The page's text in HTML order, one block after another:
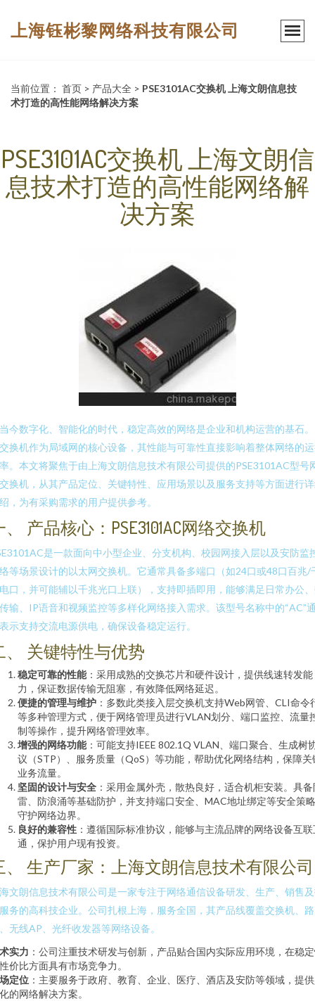
上海钰彬黎网络科技有限公司
当前位置： 首页 > 产品大全 > PSE3101AC交换机 上海文朗信息技
术打造的高性能网络解决方案
PSE3101AC交换机 上海文朗信
息技术打造的高性能网络解
决方案
今数字化、智能化的时代，稳定高效的网络是企业和机构运营的基石
换机作为局域网的核心设备，其性能与可靠性直接影响着整体网络的
。本文将聚焦于由上海文朗信息技术有限公司提供的PSE3101AC型号
换机，从其产品定位、关键特性、应用场景以及服务支持等方面进行
，为有采购需求的用户提供参考。
、 产品核心：PSE3101AC网络交换机
是一款面向中小型企业、分支机构、校园网接入层以及安防监
等场景设计的以太网交换机。它通常具备多端口（如24口或48口百兆/
口，并可能辅以千兆光口上联），支持即插即用，能够满足日常办公
输、IP语音和视频监控等多样化网络接入需求。该型号名称中的“AC”
示支持交流电源供电，确保设备稳定运行。
、 关键特性与优势
稳定可靠的性能：采用成熟的交换芯片和硬件设计，提供线速转发能
力，保证数据传输无阻塞，有效降低网络延迟。
便捷的管理与维护 ：多数此类接入层交换机支持Web网管、CLI命令
等多种管理方式，便于网络管理员进行VLAN划分、端口监控、流量
制等操作，提升网络管理效率。
增强的网络功能：可能支持IEEE 802.1Q VLAN、端口聚合、生成树
议（STP）、服务质量（QoS）等功能，帮助优化网络结构，保障关
业务流量。
坚固的设计与安全 ：采用金属外壳，散热良好，适合机柜安装。具
雷、防浪涌等基础防护，并支持端口安全、MAC地址绑定等安全策
守护网络边界。
良好的兼容性 ：遵循国际标准协议，能够与主流品牌的网络设备互联
通，保护用户现有投资。
、 生产厂家：上海文朗信息技术有限公司
文朗信息技术有限公司是一家专注于网络通信设备研发、生产、销售
务的高科技企业。公司扎根上海，服务全国，其产品线覆盖交换机、
无线AP、光纤收发器等网络设备。
实力 ：公司注重技术研发与创新，产品贴合国内实际应用环境，在稳
价比方面具有市场竞争力。
定位 ：主要服务于政府、教育、企业、医疗、酒店及安防等领域，提
的网络解决方案。